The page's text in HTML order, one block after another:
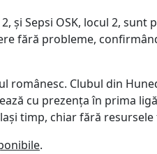
și Sepsi OSK, locul 2,
fără probleme,
românesc. Clubul din
cu prezența în prima
timp, chiar fără
.